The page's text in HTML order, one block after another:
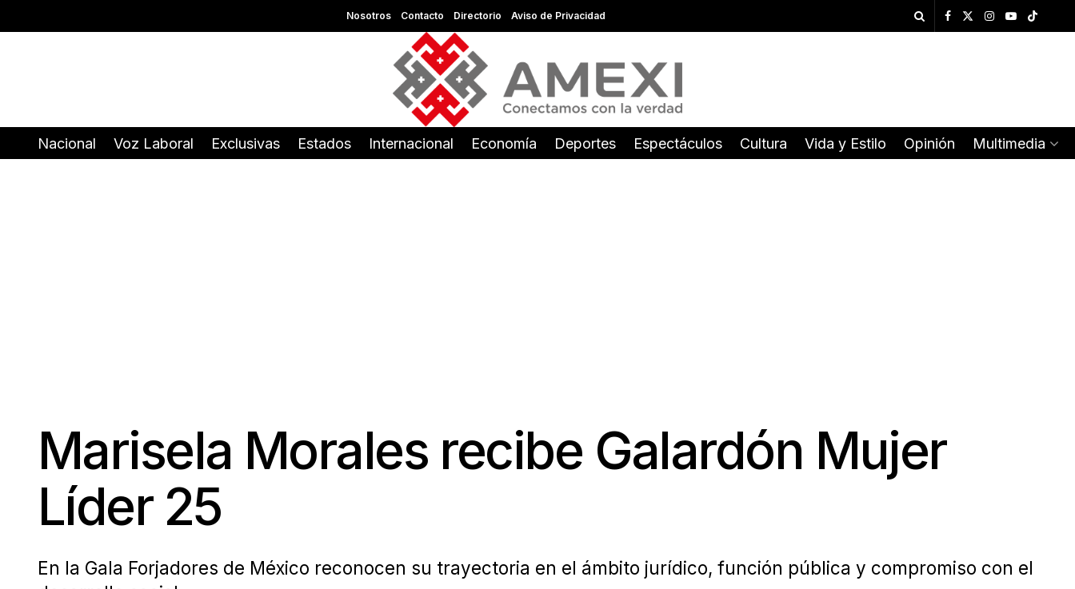
Nosotros Contacto Directorio Aviso de Privacidad
Nacional Voz Laboral Exclusivas Estados Internacional Economía Deportes Espectáculos Cultura Vida y Estilo Opinión Multimedia
Marisela Morales recibe Galardón Mujer
Líder 25
En la Gala Forjadores de México reconocen su trayectoria en el ámbito jurídico, función pública y compromiso con el